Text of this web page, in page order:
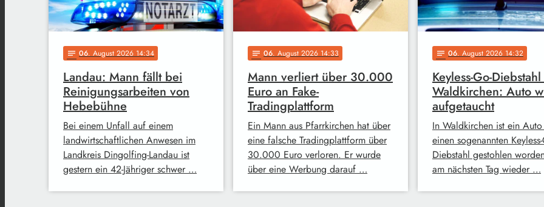
notes 06. August 2026 14:34
Landau: Mann fällt bei
Reinigungsarbeiten von
Hebebühne
Bei einem Unfall auf einem
landwirtschaftlichen Anwesen im
Landkreis Dingolfing-Landau ist
gestern ein 42-Jähriger schwer …
notes 06. August 2026 14:33
Mann verliert über 30.000
Euro an Fake-
Tradingplattform
Ein Mann aus Pfarrkirchen hat über
eine falsche Tradingplattform über
30.000 Euro verloren. Er wurde
über eine Werbung darauf …
notes 06. August 2026 14:32
Keyless-Go-
Waldkirchen: Auto
aufgetaucht
In Waldkirchen ist ein
einen sogenannten
Diebstahl gestohlen
am nächsten Tag wieder …